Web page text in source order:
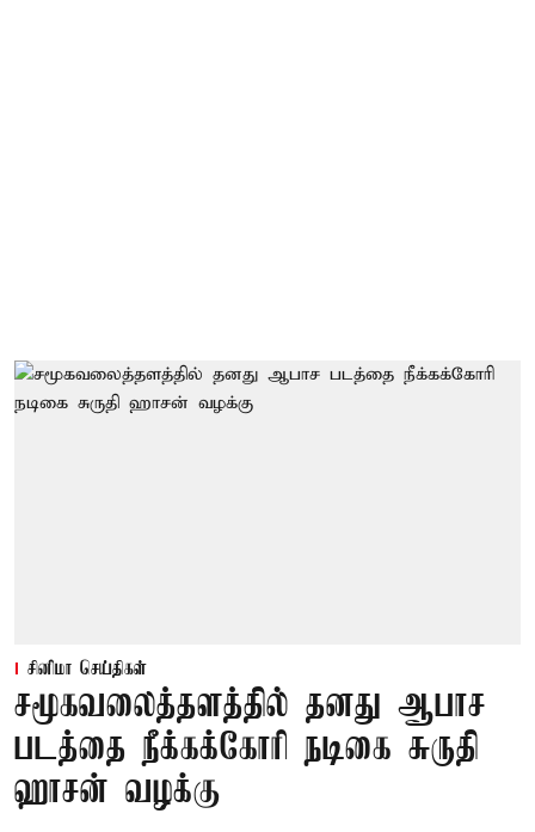
சினிமா செய்திகள்
சமூகவலைத்தளத்தில் தனது ஆபாச
படத்தை நீக்கக்கோரி நடிகை சுருதி
ஹாசன் வழக்கு